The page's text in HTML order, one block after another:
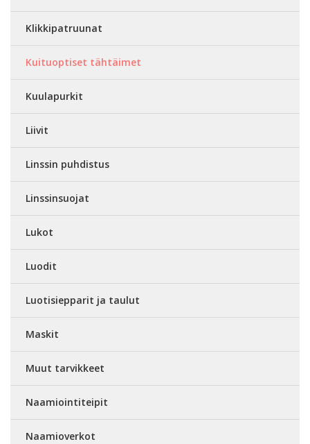
Klikkipatruunat
Kuituoptiset tähtäimet
Kuulapurkit
Liivit
Linssin puhdistus
Linssinsuojat
Lukot
Luodit
Luotisiepparit ja taulut
Maskit
Muut tarvikkeet
Naamiointiteipit
Naamioverkot